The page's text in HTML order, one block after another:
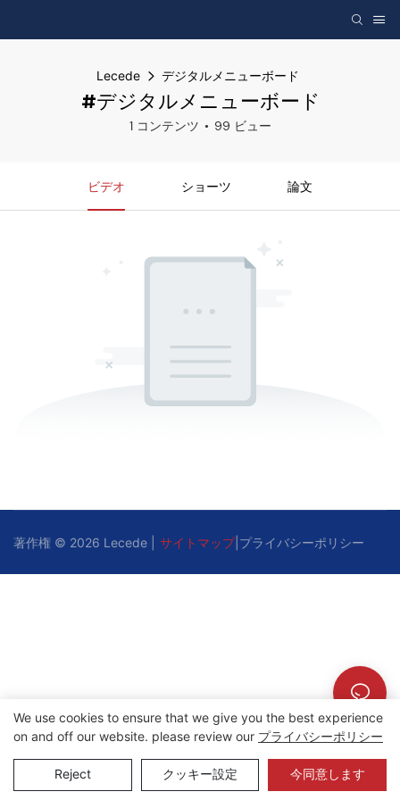
Lecede デジタルメニューボード
#デジタルメニューボード
1 コンテンツ 99 ビュー
ビデオ ショーツ 論文
著作権 © 2026 Lecede | サイトマップ| プライバシーポリシー
We use cookies to ensure that we give you the best experience
on and off our website. please review our プライバシーポリシー
Reject クッキー設定 今同意します